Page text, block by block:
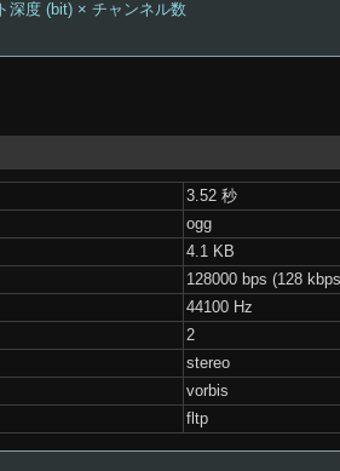
深度 (bit) × チャンネル数
3.52 秒
ogg
4.1 KB
128000 bps (128
44100 Hz
2
stereo
vorbis
fltp